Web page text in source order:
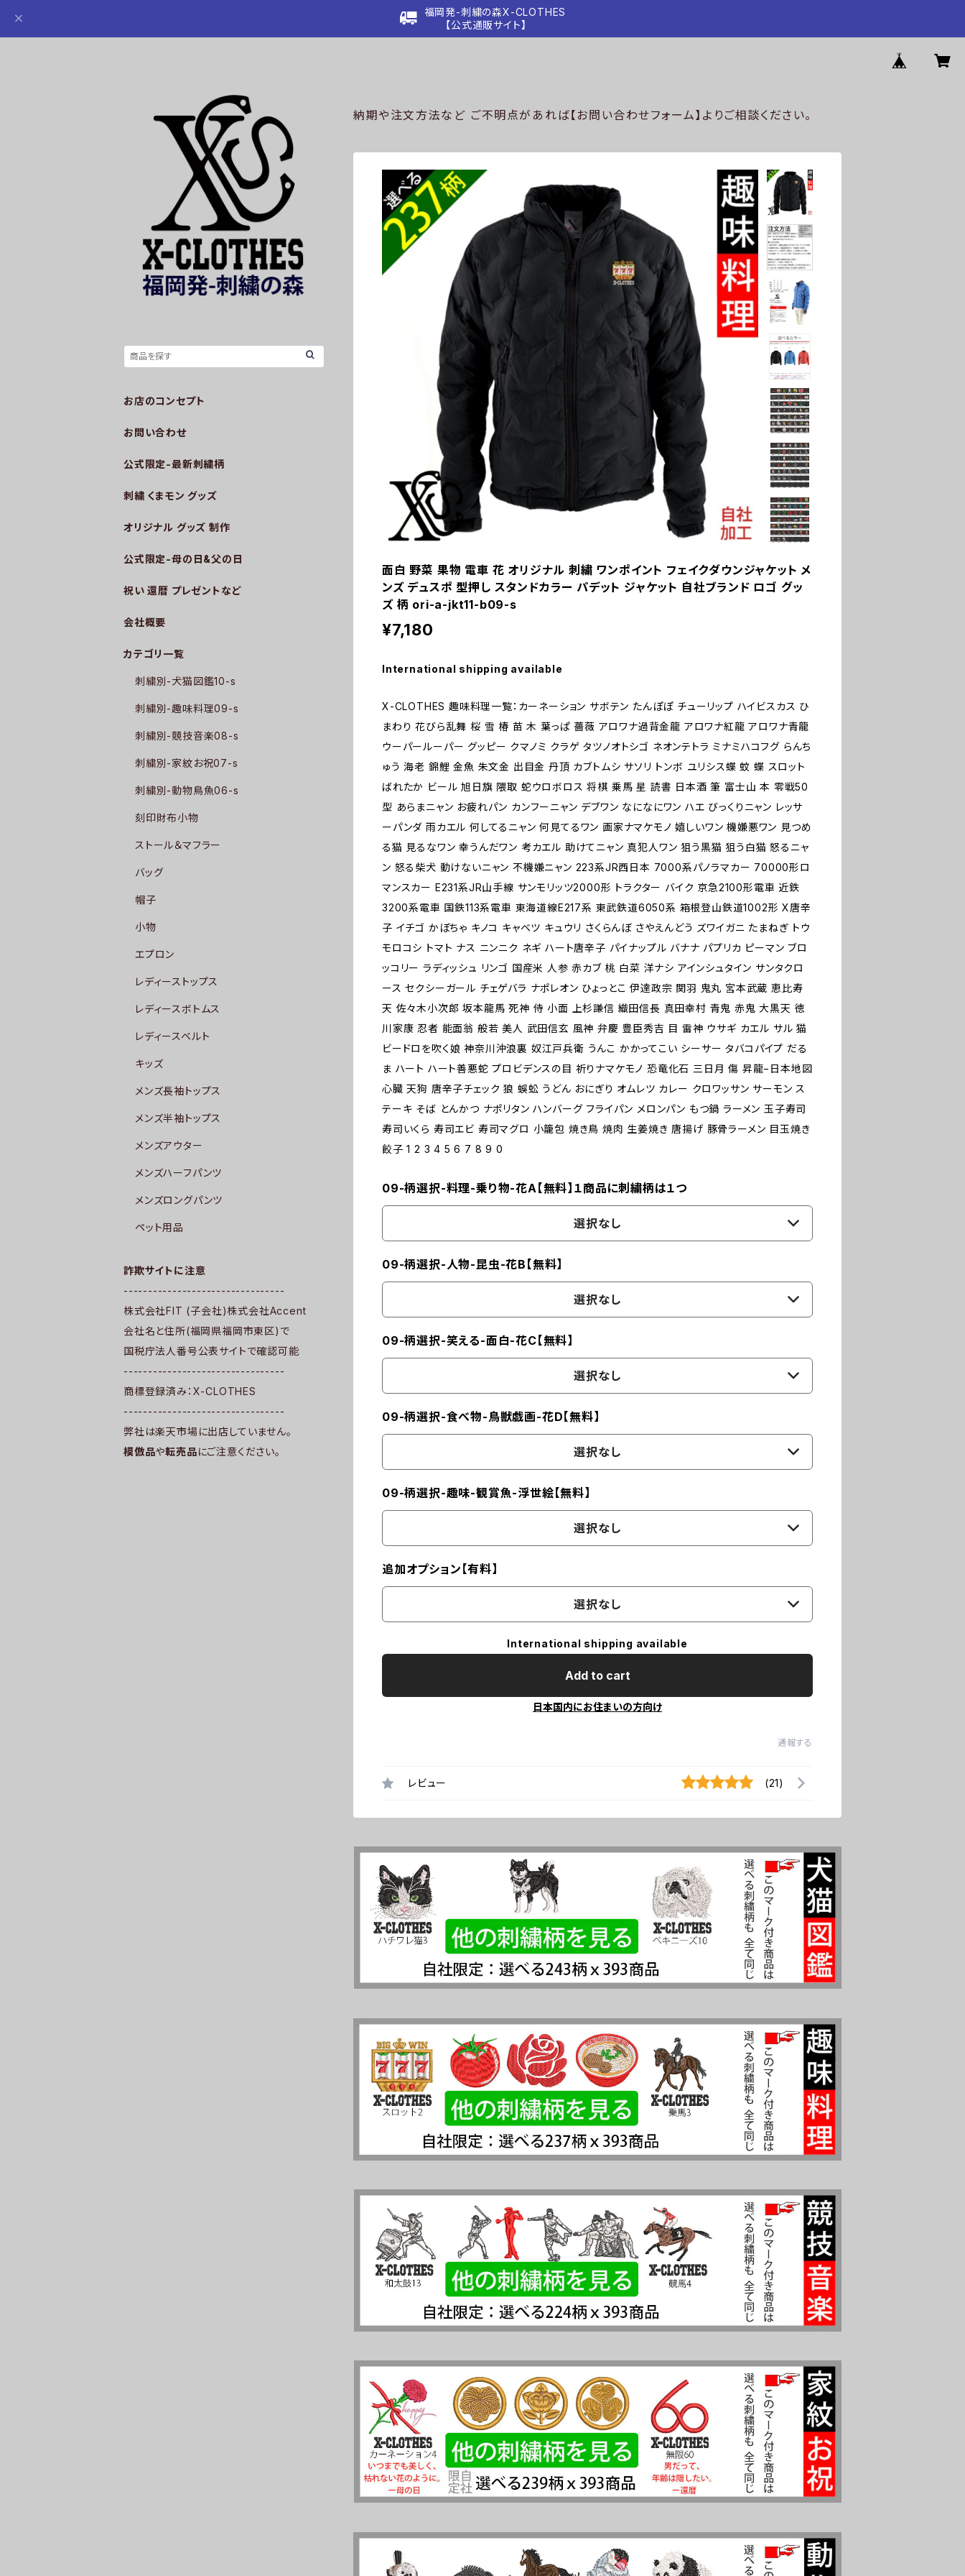
福岡発-刺繍の森X-CLOTHES
【公式通販サイト】
納期や注文方法など ご不明点があれば【お問い合わせフォーム】よりご相談ください。
面白 野菜 果物 電車 花 オリジナル 刺繍 ワンポイント フェイクダウンジャケット メ
ンズ デュスポ 型押し スタンドカラー パデット ジャケット 自社ブランド ロゴ グッ
ズ 柄 ori-a-jkt11-b09-s
¥7,180
International shipping available
X-CLOTHES 趣味料理一覧：カーネーション サボテン たんぽぽ チューリップ ハイビスカス ひ
まわり 花びら乱舞 桜 雪 椿 苗 木 葉っぱ 薔薇 アロワナ過背金龍 アロワナ紅龍 アロワナ青龍
ウーパールーパー グッピー クマノミ クラゲ タツノオトシゴ ネオンテトラ ミナミハコフグ らんち
ゅう 海老 錦鯉 金魚 朱文金 出目金 丹頂 カブトムシ サソリ トンボ ユリシス蝶 蚊 蝶 スロット
ばれたか ビール 旭日旗 隈取 蛇ウロボロス 将棋 乗馬 星 読書 日本酒 筆 富士山 本 零戦50
型 あらまニャン お疲れパン カンフーニャン デブワン なになにワン ハエ びっくりニャン レッサ
ーパンダ 雨カエル 何してるニャン 何見てるワン 画家ナマケモノ 嬉しいワン 機嫌悪ワン 見つめ
る猫 見るなワン 幸うんだワン 考カエル 助けてニャン 真犯人ワン 狙う黒猫 狙う白猫 怒るニャ
ン 怒る柴犬 動けないニャン 不機嫌ニャン 223系JR西日本 7000系パノラマカー 70000形ロ
マンスカー E231系JR山手線 サンモリッツ2000形 トラクター バイク 京急2100形電車 近鉄
3200系電車 国鉄113系電車 東海道線E217系 東武鉄道6050系 箱根登山鉄道1002形 X唐辛
子 イチゴ かぼちゃ キノコ キャベツ キュウリ さくらんぼ さやえんどう ズワイガニ たまねぎ トウ
モロコシ トマト ナス ニンニク ネギ ハート唐辛子 パイナップル バナナ パプリカ ピーマン ブロ
ッコリー ラディッシュ リンゴ 国産米 人参 赤カブ 桃 白菜 洋ナシ アインシュタイン サンタクロ
ース セクシーガール チェゲバラ ナポレオン ひょっとこ 伊達政宗 関羽 鬼丸 宮本武蔵 恵比寿
天 佐々木小次郎 坂本龍馬 死神 侍 小面 上杉謙信 織田信長 真田幸村 青鬼 赤鬼 大黒天 徳
川家康 忍者 能面翁 般若 美人 武田信玄 風神 弁慶 豊臣秀吉 目 雷神 ウサギ カエル サル 猫
ビードロを吹く娘 神奈川沖浪裏 奴江戸兵衛 うんこ かかってこい シーサー タバコパイプ だる
ま ハート ハート善悪蛇 プロビデンスの目 祈りナマケモノ 恐竜化石 三日月 傷 昇龍−日本地図
心臓 天狗 唐辛子チェック 狼 蜈蚣 うどん おにぎり オムレツ カレー クロワッサン サーモン ス
テーキ そば とんかつ ナポリタン ハンバーグ フライパン メロンパン もつ鍋 ラーメン 玉子寿司
寿司いくら 寿司エビ 寿司マグロ 小籠包 焼き鳥 焼肉 生姜焼き 唐揚げ 豚骨ラーメン 目玉焼き
餃子 1 2 3 4 5 6 7 8 9 0
09-柄選択-料理-乗り物-花A【無料】１商品に刺繍柄は１つ
選択なし
09-柄選択-人物-昆虫-花B【無料】
選択なし
09-柄選択-笑える-面白-花C【無料】
選択なし
09-柄選択-食べ物-鳥獣戯画-花D【無料】
選択なし
09-柄選択-趣味-観賞魚-浮世絵【無料】
選択なし
追加オプション【有料】
選択なし
International shipping available
Add to cart
日本国内にお住まいの方向け
通報する
レビュー (21)
お店のコンセプト
お問い合わせ
公式限定-最新刺繍柄
刺繍 くまモン グッズ
オリジナル グッズ 制作
公式限定-母の日&父の日
祝い 還暦 プレゼントなど
会社概要
カテゴリ一覧
刺繍別-犬猫図鑑10-s
刺繍別-趣味料理09-s
刺繍別-競技音楽08-s
刺繍別-家紋お祝07-s
刺繍別-動物鳥魚06-s
刻印財布小物
ストール＆マフラー
バッグ
帽子
小物
エプロン
レディーストップス
レディースボトムス
レディースベルト
キッズ
メンズ長袖トップス
メンズ半袖トップス
メンズアウター
メンズハーフパンツ
メンズロングパンツ
ペット用品
詐欺サイトに注意
---------------------------------
株式会社FIT (子会社)株式会社Accent
会社名と住所(福岡県福岡市東区)で
国税庁法人番号公表サイトで確認可能
---------------------------------
商標登録済み：X-CLOTHES
---------------------------------
弊社は楽天市場に出店していません。
模倣品や転売品にご注意ください。